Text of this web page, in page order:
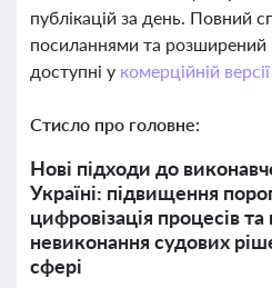
публікацій за день. Повний
посиланнями та розширений
доступні у комерційній
Стисло про головне:
Нові підходи до
Україні: підвищення
цифровізація процесів та
невиконання судових
сфері